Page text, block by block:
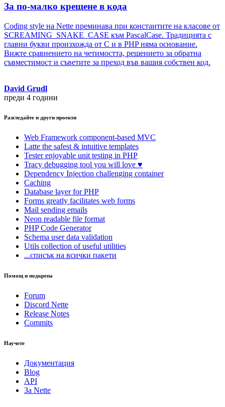
За по-малко крещене в кода
Coding style на Nette преминава при константите на класове от
SCREAMING_SNAKE_CASE към PascalCase. Традицията с
главни букви произхожда от C и в PHP няма основание.
Вижте сравнението на четимостта, решението за обратна
съвместимост и съветите за преход във вашия собствен код.
David Grudl
преди 4 години
Разгледайте и други проекти
Web Framework component-based MVC
Latte the safest & intuitive templates
Testerenjoyable unit testing in PHP
Tracy debugging tool you will love ♥
Dependency Injection challenging container
Caching
Database layer for PHP
Forms greatly facilitates web forms
Mail sending emails
Neon readable file format
PHP Code Generator
Schema user data validation
Utils collection of useful utilities
...списък на всички пакети
Помощ и подкрепа
Forum
Discord Nette
Release Notes
Commits
Научете
Документация
Blog
API
За Nette